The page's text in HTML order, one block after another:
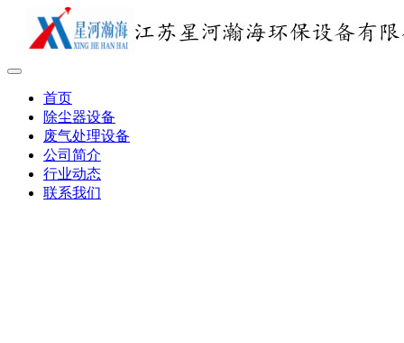
首页
除尘器设备
废气处理设备
公司简介
行业动态
联系我们